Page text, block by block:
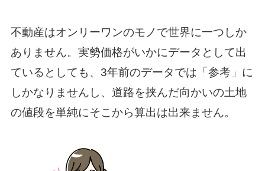
不動産はオンリーワンのモノで世界に一つしか
ありません。実勢価格がいかにデータとして出
ているとしても、3年前のデータでは「参考」に
しかなりませんし、道路を挟んだ向かいの土地
の値段を単純にそこから算出は出来ません。